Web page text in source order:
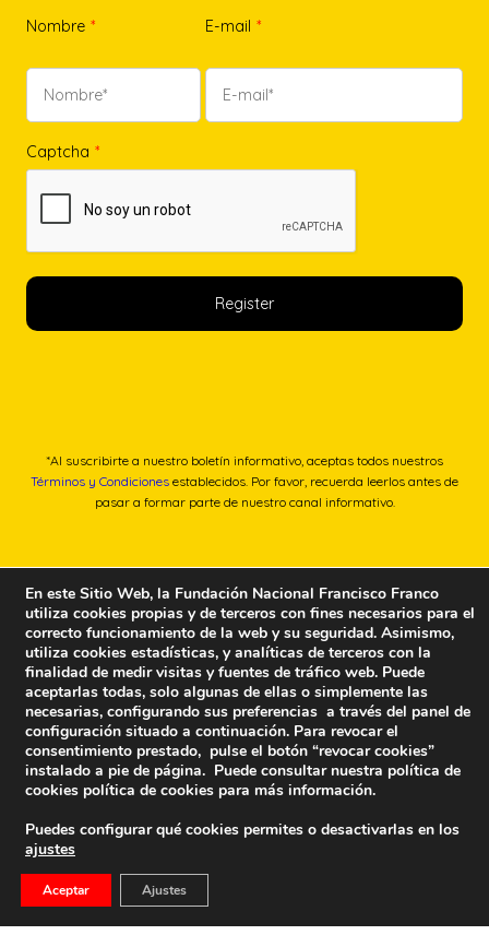
Nombre * E-mail *
Captcha *
*Al suscribirte a nuestro boletín informativo, aceptas todos nuestros
Términos y Condiciones establecidos. Por favor, recuerda leerlos antes de
pasar a formar parte de nuestro canal informativo.
Fundación Nacional Francisco Franco
Calle Edgar Neville, 1 -1º Izq
En este Sitio Web, la Fundación Nacional Francisco Franco
utiliza cookies propias y de terceros con fines necesarios para el
correcto funcionamiento de la web y su seguridad. Asimismo,
utiliza cookies estadísticas, y analíticas de terceros con la
finalidad de medir visitas y fuentes de tráfico web. Puede
aceptarlas todas, solo algunas de ellas o simplemente las
necesarias, configurando sus preferencias a través del panel de
configuración situado a continuación. Para revocar el
consentimiento prestado, pulse el botón “revocar cookies”
instalado a pie de página. Puede consultar nuestra política de
cookies política de cookies para más información.
Puedes configurar qué cookies permites o desactivarlas en los
ajustes
Aceptar Ajustes